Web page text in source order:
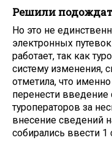
Решили
Но это не
электронных
работает, так как
систему изменения,
отметила, что
перенести введение
туроператоров за
внесение сведений
собирались ввести 1